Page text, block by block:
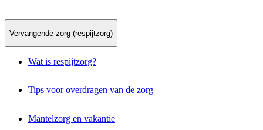
Vervangende zorg (respijtzorg)
Wat is respijtzorg?
Tips voor overdragen van de zorg
Mantelzorg en vakantie